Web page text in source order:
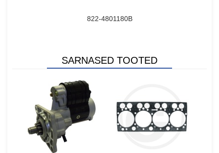
822-4801180B
SARNASED TOOTED